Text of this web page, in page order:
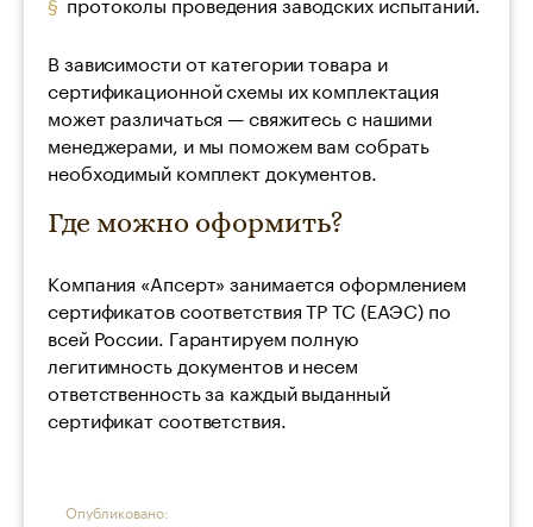
В зависимости от категории товара и
сертификационной схемы их комплектация
может различаться — свяжитесь с нашими
менеджерами, и мы поможем вам собрать
необходимый комплект документов.
Где можно оформить?
Компания «Апсерт» занимается оформлением
сертификатов соответствия ТР ТС (ЕАЭС) по
всей России. Гарантируем полную
легитимность документов и несем
ответственность за каждый выданный
сертификат соответствия.
Опубликовано: